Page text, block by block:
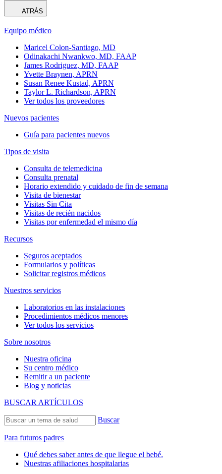
ATRÁS
Equipo médico
Maricel Colon-Santiago, MD
Odinakachi Nwankwo, MD, FAAP
James Rodriguez, MD, FAAP
Yvette Braynen, APRN
Susan Renee Kustad, APRN
Taylor L. Richardson, APRN
Ver todos los proveedores
Nuevos pacientes
Guía para pacientes nuevos
Tipos de visita
Consulta de telemedicina
Consulta prenatal
Horario extendido y cuidado de fin de semana
Visita de bienestar
Visitas Sin Cita
Visitas de recién nacidos
Visitas por enfermedad el mismo día
Recursos
Seguros aceptados
Formularios y políticas
Solicitar registros médicos
Nuestros servicios
Laboratorios en las instalaciones
Procedimientos médicos menores
Ver todos los servicios
Sobre nosotros
Nuestra oficina
Su centro médico
Remitir a un paciente
Blog y noticias
BUSCAR ARTÍCULOS
Buscar
Para futuros padres
Qué debes saber antes de que llegue el bebé.
Nuestras afiliaciones hospitalarias